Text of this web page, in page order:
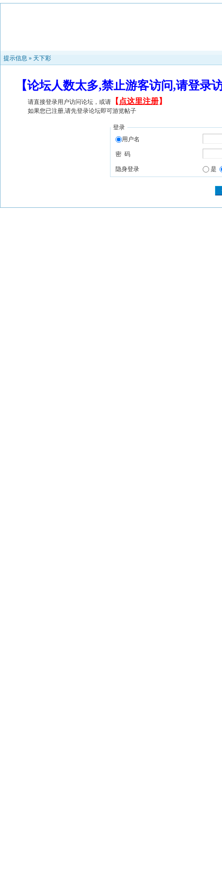
提示信息 » 天下彩
【论坛人数太多,禁止游客访问,请登
请直接登录用户访问论坛，或请 【 点这里注册】
如果您已注册,请先登录论坛即可游览帖子
登录
用户名
密 码
隐身登录 是